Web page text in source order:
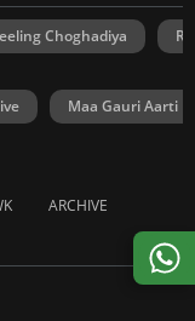
Choghadiya
Maa Gauri Aarti
ARCHIVE